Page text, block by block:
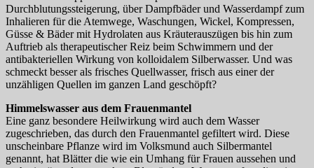
Durchblutungssteigerung, über Dampfbäder und Wasserdampf zum
Inhalieren für die Atemwege, Waschungen, Wickel, Kompressen,
Güsse & Bäder mit Hydrolaten aus Kräuterauszügen bis hin zum
Auftrieb als therapeutischer Reiz beim Schwimmern und der
antibakteriellen Wirkung von kolloidalem Silberwasser. Und was
schmeckt besser als frisches Quellwasser, frisch aus einer der
unzähligen Quellen im ganzen Land geschöpft?
Himmelswasser aus dem Frauenmantel
Eine ganz besondere Heilwirkung wird auch dem Wasser
zugeschrieben, das durch den Frauenmantel gefiltert wird. Diese
unscheinbare Pflanze wird im Volksmund auch Silbermantel
genannt, hat Blätter die wie ein Umhang für Frauen aussehen und